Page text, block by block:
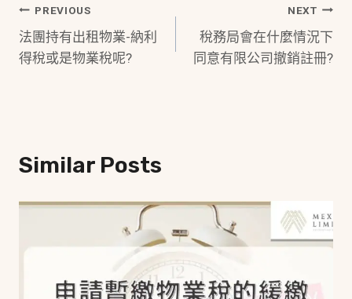
Post
Navigation
PREVIOUS
法團持有出租物業-納利
得稅或是物業稅呢?
NEXT
稅務局會在什麼情況下
同意有限公司撤銷註冊?
Similar Posts